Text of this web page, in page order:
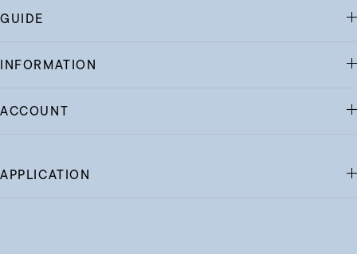
GUIDE
INFORMATION
ACCOUNT
APPLICATION